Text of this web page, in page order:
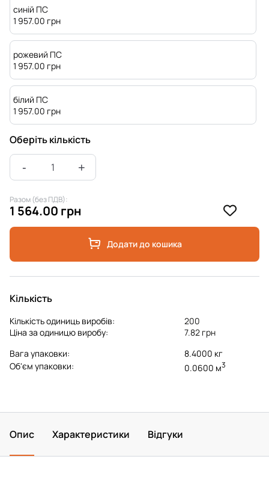
синій ПС
1 957.00 грн
рожевий ПС
1 957.00 грн
білий ПС
1 957.00 грн
Оберіть кількість
Разом (без ПДВ):
1 564.00 грн
Додати до кошика
Кількість
Кількість одиниць виробів:
200
Ціна за одиницю виробу:
7.82 грн
Вага упаковки:
8.4000 кг
Об'єм упаковки:
0.0600 м3
Опис Характеристики Відгуки